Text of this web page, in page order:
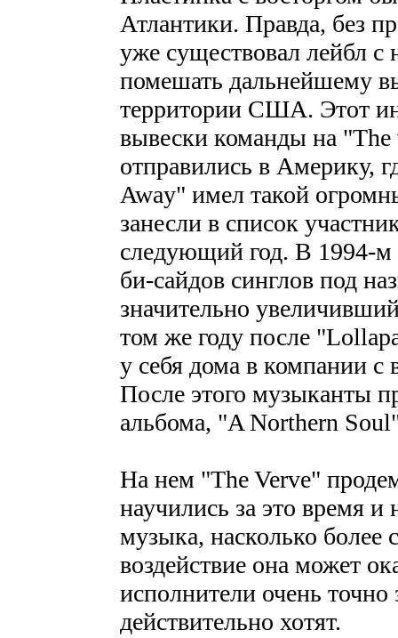
Атлантики. Правда, без
уже существовал лейбл
помешать дальнейшему
территории США. Этот
вывески команды на
отправились в Америку,
Away" имел такой
занесли в список
следующий год. В 1994-
би-сайдов синглов под
значительно
том же году после
у себя дома в компании
После этого музыканты
альбома, "A Northern
На нем "The Verve"
научились за это время
музыка, насколько более
воздействие она может
исполнители очень
действительно хотят.